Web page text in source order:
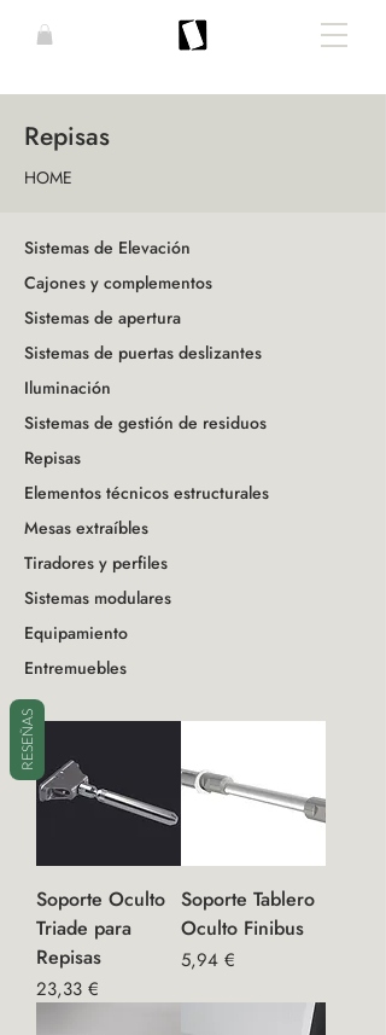
Repisas
HOME
Sistemas de Elevación
Cajones y complementos
Sistemas de apertura
Sistemas de puertas deslizantes
Iluminación
Sistemas de gestión de residuos
Repisas
Elementos técnicos estructurales
Mesas extraíbles
Tiradores y perfiles
Sistemas modulares
Equipamiento
Entremuebles
Soporte Oculto
Triade para
Repisas
Precio
23,33 €
Soporte Tablero
Oculto Finibus
Precio
5,94 €
RESEÑAS